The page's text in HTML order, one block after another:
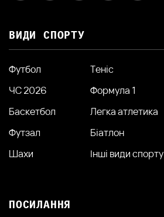
ВИДИ СПОРТУ
Футбол Теніс
ЧС 2026
Формула 1
Баскетбол
Легка атлетика
Футзал
Біатлон
Шахи
Інші види спорту
ПОСИЛАННЯ